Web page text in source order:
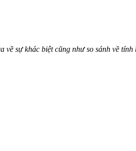
sự khác biệt cũng như so sánh về